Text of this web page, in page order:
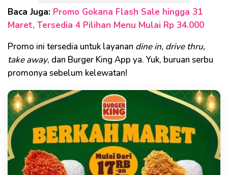
Baca Juga: Promo Gokana Flash Sale hingga 31
Maret, Tersedia 4 Pilihan Menu Mulai Rp 34.000
Promo ini tersedia untuk layanan dine in, drive thru,
take away, dan Burger King App ya. Yuk, buruan serbu
promonya sebelum kelewatan!